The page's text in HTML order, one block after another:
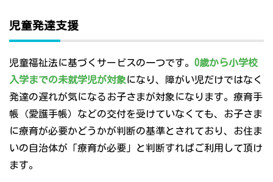
児童発達支援
児童福祉法に基づくサービスの一つです。 0歳から小学校
入学までの未就学児が対象になり、障がい児だけではなく
発達の遅れが気になるお子さまが対象になります。療育手
帳（愛護手帳）などの交付を受けていなくても、お子さま
に療育が必要かどうかが判断の基準とされており、お住ま
いの自治体が「療育が必要」と判断すればご利用して頂け
ます。